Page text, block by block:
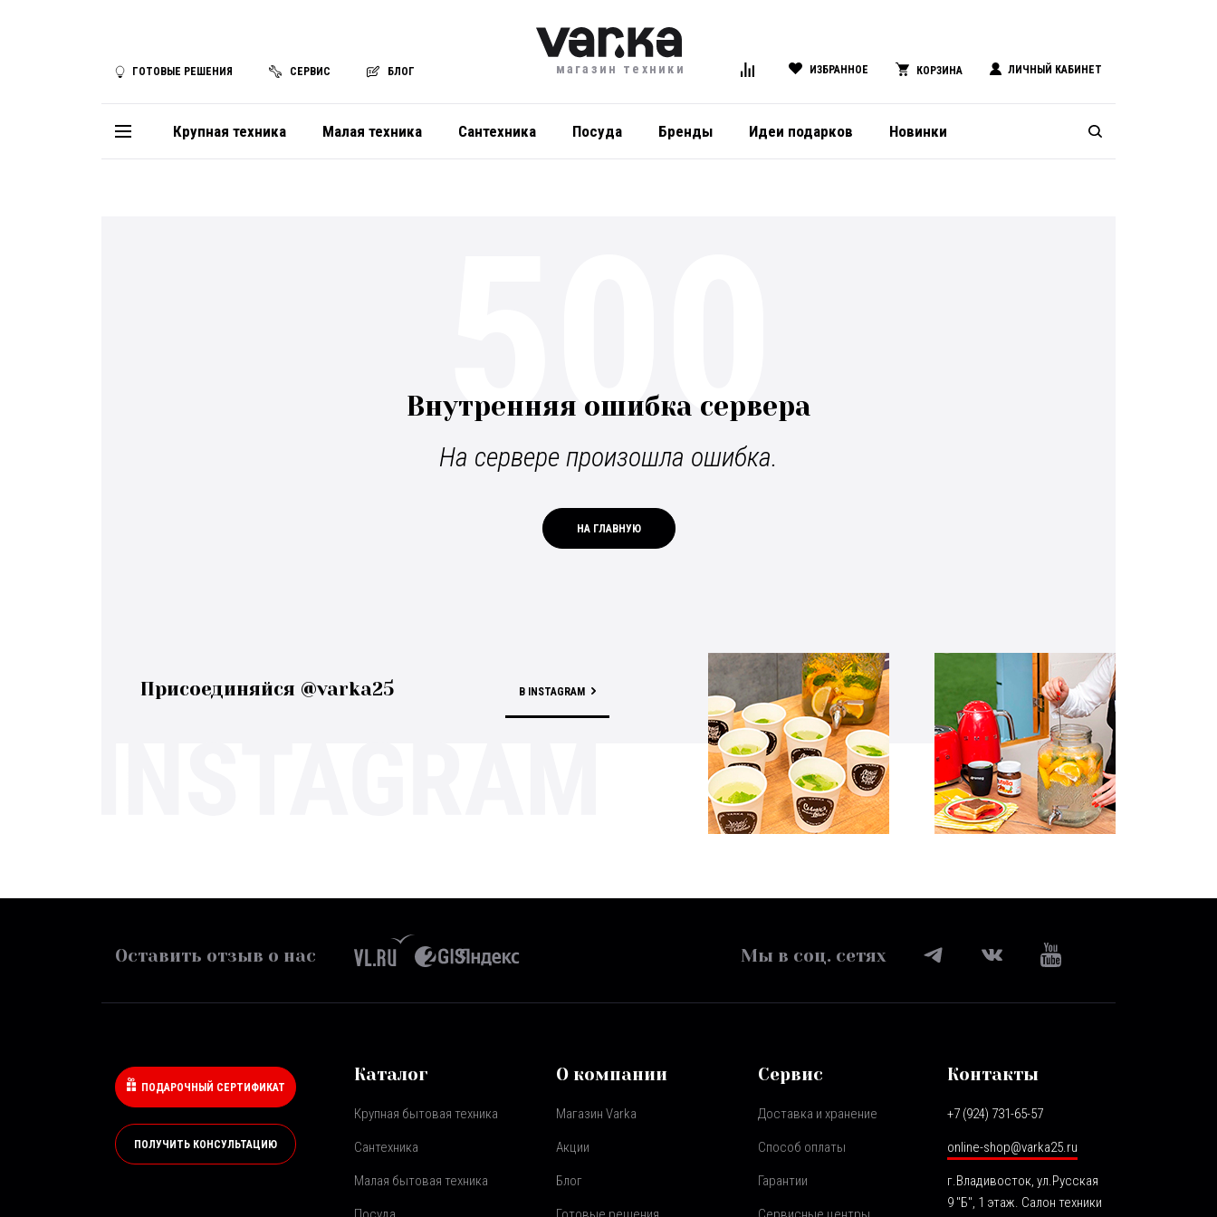
ГОТОВЫЕ РЕШЕНИЯ СЕРВИС БЛОГ магазин техники ИЗБРАННОЕ КОРЗИНА ЛИЧНЫЙ КАБИНЕТ
Крупная техника Малая техника Сантехника Посуда Бренды Идеи подарков Новинки
Внутренняя ошибка сервера
На сервере произошла ошибка.
НА ГЛАВНУЮ
500
Присоединяйся @varka25 В INSTAGRAM
Оставить отзыв о нас Мы в соц. сетях
ПОДАРОЧНЫЙ СЕРТИФИКАТ
ПОЛУЧИТЬ КОНСУЛЬТАЦИЮ
Каталог
Крупная бытовая техника
Сантехника
Малая бытовая техника
О компании
Магазин Varka
Акции
Блог
Сервис
Доставка и хранение
Способ оплаты
Гарантии
Контакты
+7 (924) 731-65-57
online-shop@varka25.ru
г.Владивосток, ул.Русская
9 "Б", 1 этаж. Салон техники